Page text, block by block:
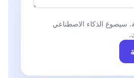
سيصوغ الذكاء الاصطناعي